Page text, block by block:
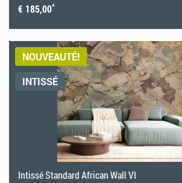
€ 185,00*
NOUVEAUTÉ!
INTISSÉ
Intissé Standard African Wall VI